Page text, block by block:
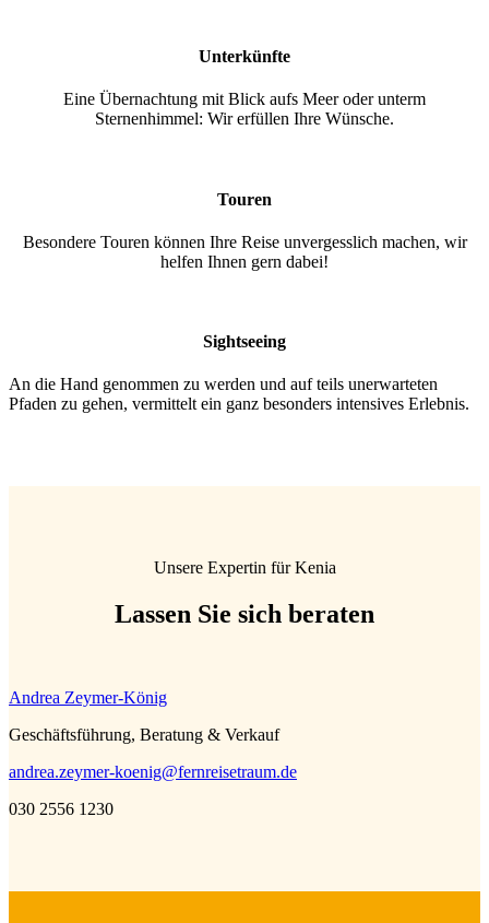
Unterkünfte
Eine Übernachtung mit Blick aufs Meer oder unterm
Sternenhimmel: Wir erfüllen Ihre Wünsche.
Touren
Besondere Touren können Ihre Reise unvergesslich machen, wir
helfen Ihnen gern dabei!
Sightseeing
An die Hand genommen zu werden und auf teils unerwarteten
Pfaden zu gehen, vermittelt ein ganz besonders intensives Erlebnis.
Unsere Expertin für Kenia
Lassen Sie sich beraten
Andrea Zeymer-König
Geschäftsführung, Beratung & Verkauf
andrea.zeymer-koenig@fernreisetraum.de
030 2556 1230